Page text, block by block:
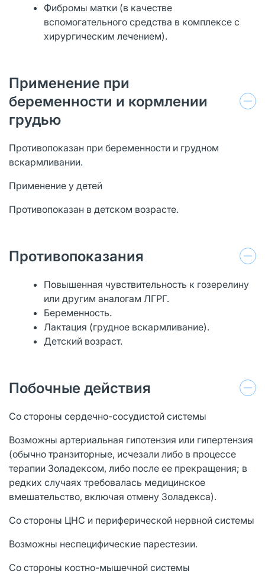
Фибромы матки (в качестве
вспомогательного средства в комплексе с
хирургическим лечением).
Применение при
беременности и кормлении
грудью
Противопоказан при беременности и грудном
вскармливании.
Применение у детей
Противопоказан в детском возрасте.
Противопоказания
Повышенная чувствительность к гозерелину
или другим аналогам ЛГРГ.
Беременность.
Лактация (грудное вскармливание).
Детский возраст.
Побочные действия
Со стороны сердечно-сосудистой системы
Возможны артериальная гипотензия или гипертензия
(обычно транзиторные, исчезали либо в процессе
терапии Золадексом, либо после ее прекращения; в
редких случаях требовалась медицинское
вмешательство, включая отмену Золадекса).
Со стороны ЦНС и периферической нервной системы
Возможны неспецифические парестезии.
Со стороны костно-мышечной системы